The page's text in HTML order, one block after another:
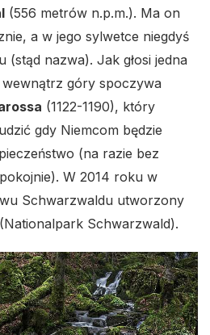
(556 metrów n.p.m.). Ma on
a w jego sylwetce niegdyś
(stąd nazwa). Jak głosi jedna
góry spoczywa
(1122-1190), który
gdy Niemcom będzie
(na razie bez
W 2014 roku w
Schwarzwaldu utworzony
Schwarzwald).